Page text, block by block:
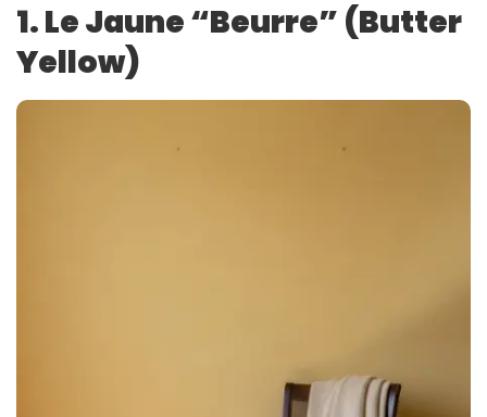
1. Le Jaune “Beurre” (Butter
Yellow)